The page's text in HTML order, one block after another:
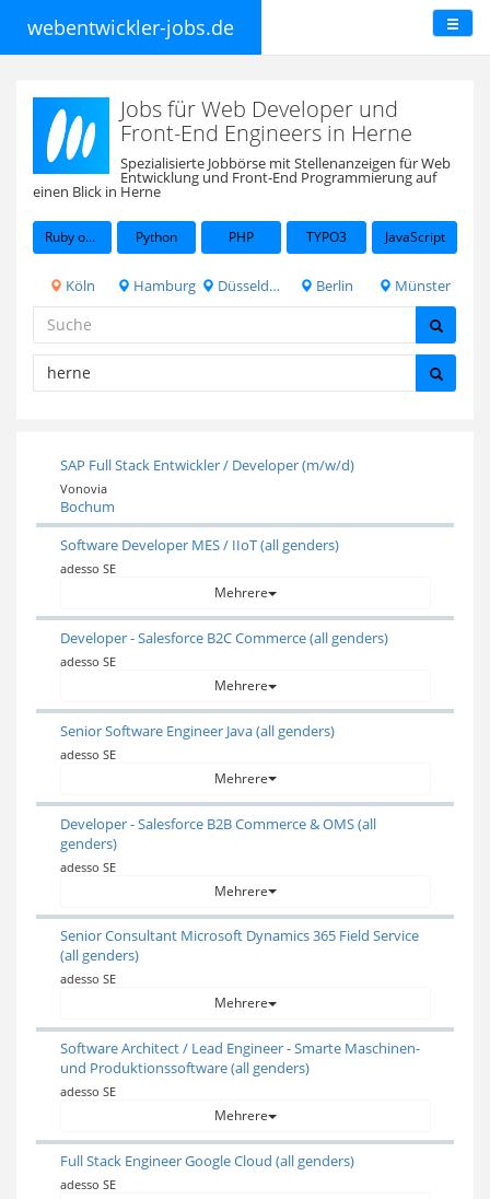
webentwickler-jobs.de
Jobs für Web Developer und
Front-End Engineers in Herne
Spezialisierte Jobbörse mit Stellenanzeigen für Web
Entwicklung und Front-End Programmierung auf
einen Blick in Herne
Ruby on Rails Python PHP TYPO3 JavaScript
Köln Hamburg Düsseldorf Berlin Münster
SAP Full Stack Entwickler / Developer (m/w/d)
Vonovia
Bochum
Software Developer MES / IIoT (all genders)
adesso SE
Mehrere
Developer - Salesforce B2C Commerce (all genders)
adesso SE
Mehrere
Senior Software Engineer Java (all genders)
adesso SE
Mehrere
Developer - Salesforce B2B Commerce & OMS (all
genders)
adesso SE
Mehrere
Senior Consultant Microsoft Dynamics 365 Field Service
(all genders)
adesso SE
Mehrere
Software Architect / Lead Engineer - Smarte Maschinen-
und Produktionssoftware (all genders)
adesso SE
Mehrere
Full Stack Engineer Google Cloud (all genders)
adesso SE